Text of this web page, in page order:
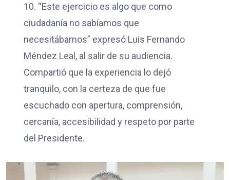
10. “Este ejercicio es algo que como
ciudadanía no sabíamos que
necesitábamos” expresó Luis Fernando
Méndez Leal, al salir de su audiencia.
Compartió que la experiencia lo dejó
tranquilo, con la certeza de que fue
escuchado con apertura, comprensión,
cercanía, accesibilidad y respeto por parte
del Presidente.